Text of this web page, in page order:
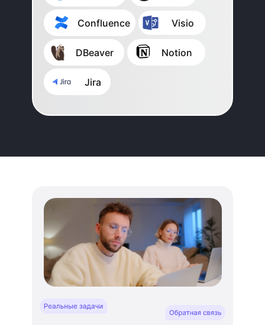
⠀⠀⠀⠀ Jira
⠀⠀⠀⠀Confluence
⠀⠀⠀Notion
⠀⠀⠀Visio
⠀⠀⠀DBeaver